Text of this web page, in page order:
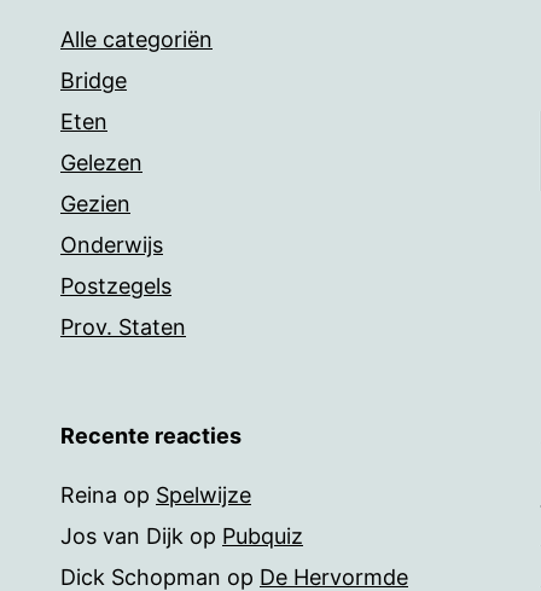
Alle categoriën
Bridge
Eten
Gelezen
Gezien
Onderwijs
Postzegels
Prov. Staten
Recente reacties
Reina op Spelwijze
Jos van Dijk op Pubquiz
Dick Schopman op De Hervormde